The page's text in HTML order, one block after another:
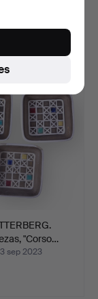
"Corso…
sep 2023